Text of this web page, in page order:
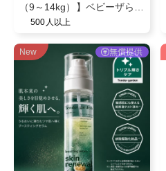
（9～14kg）】ベビーザらス
限定！ベビー紙おむつパン
ベビー育児用品◎
500人以上
New 無償提供